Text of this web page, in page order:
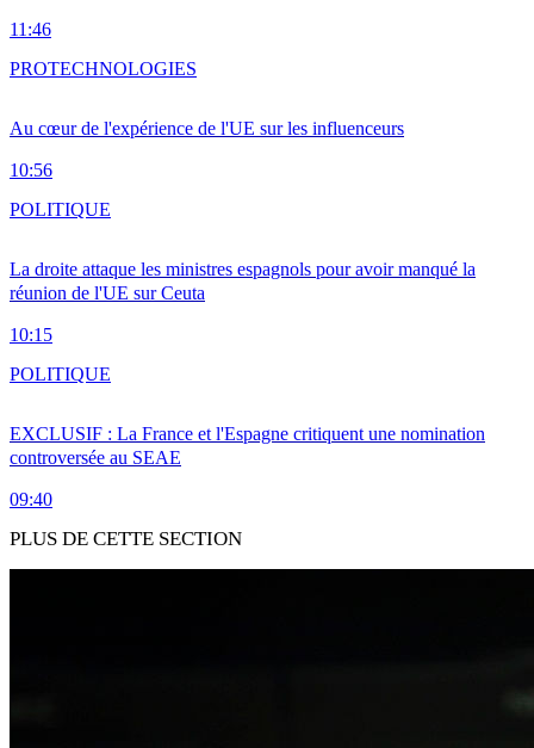
11:46
Au cœur de l'expérience de l'UE sur les influenceurs
10:56
PROTECHNOLOGIES
La droite attaque les ministres espagnols pour avoir manqué la
réunion de l'UE sur Ceuta
10:15
POLITIQUE
EXCLUSIF : La France et l'Espagne critiquent une nomination
controversée au SEAE
09:40
POLITIQUE
PLUS DE CETTE SECTION